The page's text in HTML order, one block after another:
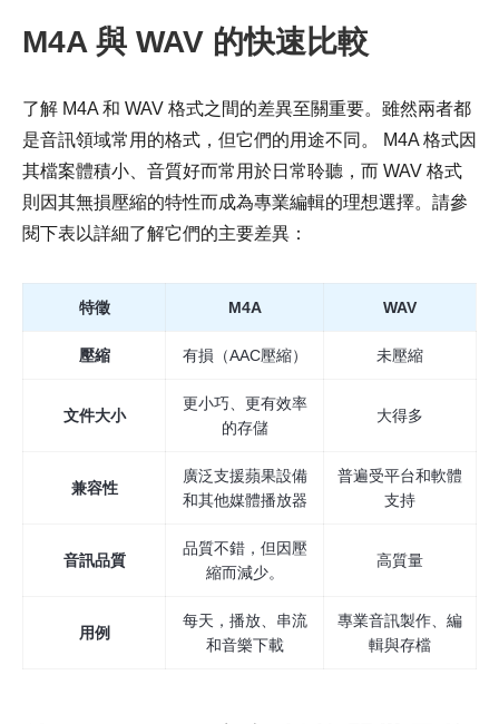
M4A 與 WAV 的快速比較
了解 M4A 和 WAV 格式之間的差異至關重要。雖然兩者都
是音訊領域常用的格式，但它們的用途不同。 M4A 格式因
其檔案體積小、音質好而常用於日常聆聽，而 WAV 格式
則因其無損壓縮的特性而成為專業編輯的理想選擇。請參
閱下表以詳細了解它們的主要差異：
特徵 M4A WAV
壓縮 有損（AAC壓縮） 未壓縮
文件大小
更小巧、更有效率
的存儲
大得多
兼容性
廣泛支援蘋果設備
和其他媒體播放器
普遍受平台和軟體
支持
音訊品質
品質不錯，但因壓
縮而減少。
高質量
用例
每天，播放、串流
和音樂下載
專業音訊製作、編
輯與存檔